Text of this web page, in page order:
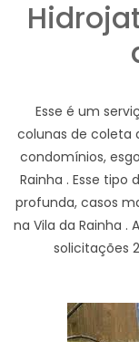
Esse é um
colunas de coleta
condomínios,
Rainha . Esse
profunda, casos
na Vila da Rainha .
solicitações